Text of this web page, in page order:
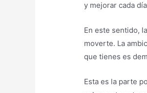
y mejorar cada
En este sentido,
moverte. La
que tienes es
Esta es la parte